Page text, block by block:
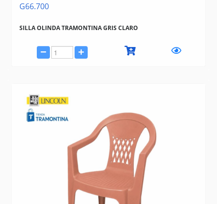
G66.700
SILLA OLINDA TRAMONTINA GRIS CLARO